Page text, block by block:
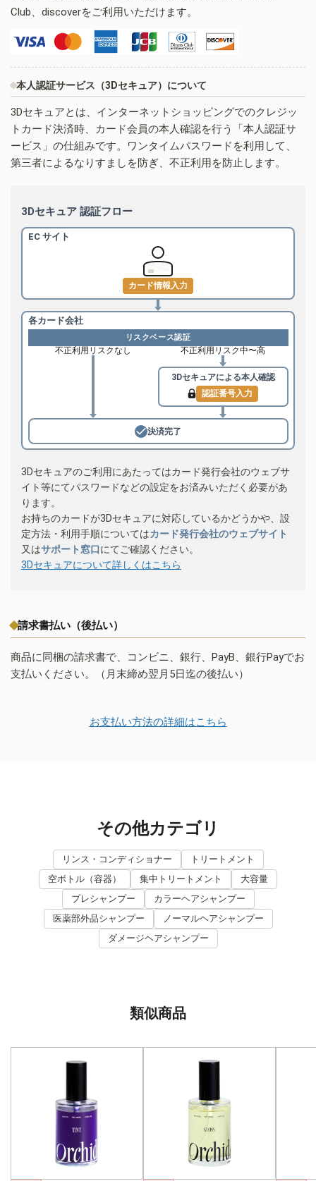
Club、discoverをご利用いただけます。
本人認証サービス（3Dセキュア）について
3Dセキュアとは、インターネットショッピングでのクレジッ
トカード決済時、カード会員の本人確認を行う「本人認証サ
ービス」の仕組みです。ワンタイムパスワードを利用して、
第三者によるなりすましを防ぎ、不正利用を防止します。
3Dセキュア 認証フロー
EC サイト
カード情報入力
各カード会社
リスクベース認証
不正利用リスクなし 不正利用リスク中〜高
3Dセキュアによる本人確認
認証番号入力
決済完了
3Dセキュアのご利用にあたってはカード発行会社のウェブサ
イト等にてパスワードなどの設定をお済みいただく必要があ
ります。
お持ちのカードが3Dセキュアに対応しているかどうかや、設
定方法・利用手順についてはカード発行会社のウェブサイト
又はサポート窓口にてご確認ください。
3Dセキュアについて詳しくはこちら
請求書払い（後払い）
商品に同梱の請求書で、コンビニ、銀行、PayB、銀行Payでお
支払いください。（月末締め翌月5日迄の後払い）
お支払い方法の詳細はこちら
その他カテゴリ
リンス・コンディショナー
トリートメント
空ボトル（容器）
集中トリートメント
大容量
プレシャンプー
カラーヘアシャンプー
医薬部外品シャンプー
ノーマルヘアシャンプー
ダメージヘアシャンプー
類似商品